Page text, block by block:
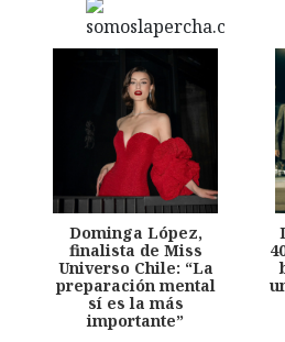
Dominga López,
finalista de Miss
Universo Chile: “La
preparación mental
sí es la más
importante”